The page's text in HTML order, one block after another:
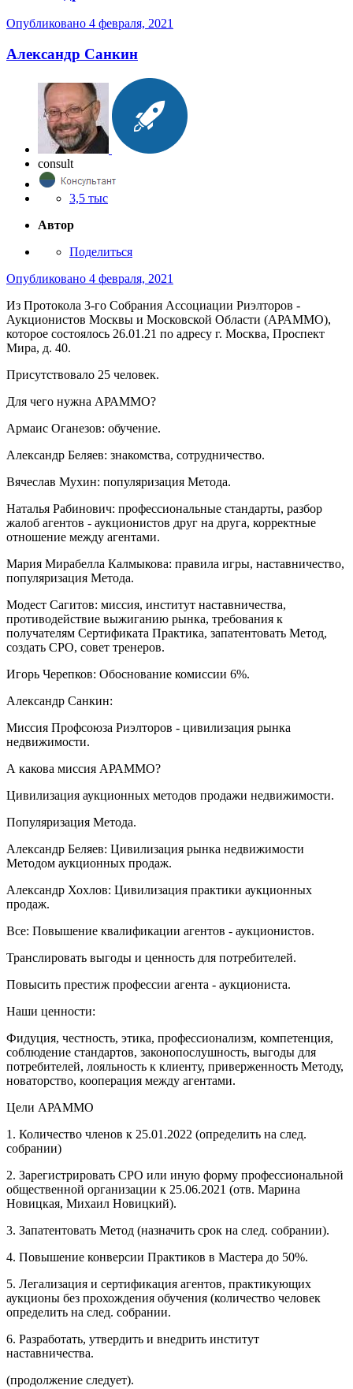
Опубликовано 4 февраля, 2021
Александр Санкин
consult
3,5 тыс
Автор
Поделиться
Опубликовано 4 февраля, 2021
Из Протокола 3-го Собрания Ассоциации Риэлторов -
Аукционистов Москвы и Московской Области (АРАММО),
которое состоялось 26.01.21 по адресу г. Москва, Проспект
Мира, д. 40.
Присутствовало 25 человек.
Для чего нужна АРАММО?
Армаис Оганезов: обучение.
Александр Беляев: знакомства, сотрудничество.
Вячеслав Мухин: популяризация Метода.
Наталья Рабинович: профессиональные стандарты, разбор
жалоб агентов - аукционистов друг на друга, корректные
отношение между агентами.
Мария Мирабелла Калмыкова: правила игры, наставничество,
популяризация Метода.
Модест Сагитов: миссия, институт наставничества,
противодействие выжиганию рынка, требования к
получателям Сертификата Практика, запатентовать Метод,
создать СРО, совет тренеров.
Игорь Черепков: Обоснование комиссии 6%.
Александр Санкин:
Миссия Профсоюза Риэлторов - цивилизация рынка
недвижимости.
А какова миссия АРАММО?
Цивилизация аукционных методов продажи недвижимости.
Популяризация Метода.
Александр Беляев: Цивилизация рынка недвижимости
Методом аукционных продаж.
Александр Хохлов: Цивилизация практики аукционных
продаж.
Все: Повышение квалификации агентов - аукционистов.
Транслировать выгоды и ценность для потребителей.
Повысить престиж профессии агента - аукциониста.
Наши ценности:
Фидуция, честность, этика, профессионализм, компетенция,
соблюдение стандартов, законопослушность, выгоды для
потребителей, лояльность к клиенту, приверженность Методу,
новаторство, кооперация между агентами.
Цели АРАММО
1. Количество членов к 25.01.2022 (определить на след.
собрании)
2. Зарегистрировать СРО или иную форму профессиональной
общественной организации к 25.06.2021 (отв. Марина
Новицкая, Михаил Новицкий).
3. Запатентовать Метод (назначить срок на след. собрании).
4. Повышение конверсии Практиков в Мастера до 50%.
5. Легализация и сертификация агентов, практикующих
аукционы без прохождения обучения (количество человек
определить на след. собрании.
6. Разработать, утвердить и внедрить институт
наставничества.
(продолжение следует).